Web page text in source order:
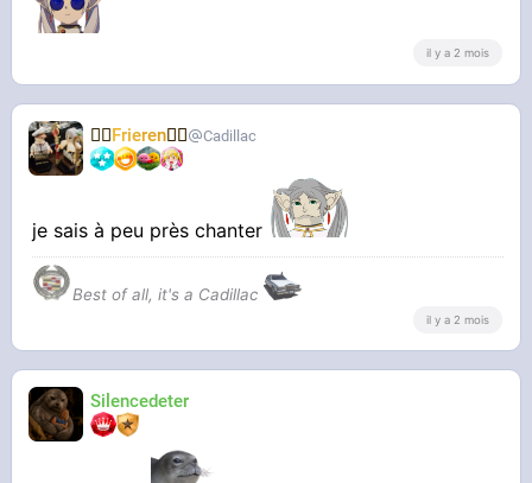
il y a 2 mois
🧝‍♀️Frieren🧝‍♀️ Cadillac
je sais à peu près chanter
Best of all, it's a Cadillac
il y a 2 mois
Silencedeter